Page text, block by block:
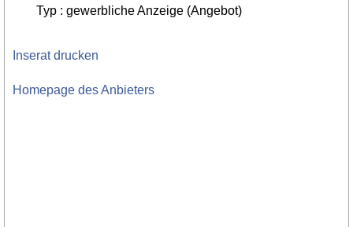
Typ : gewerbliche Anzeige (Angebot)
Inserat drucken
Homepage des Anbieters